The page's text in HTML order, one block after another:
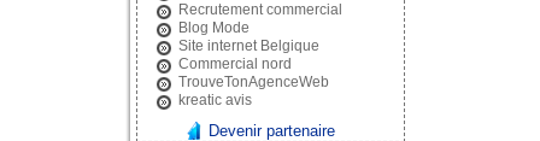
Recrutement commercial
Blog Mode
Site internet Belgique
Commercial nord
TrouveTonAgenceWeb
kreatic avis
Devenir partenaire